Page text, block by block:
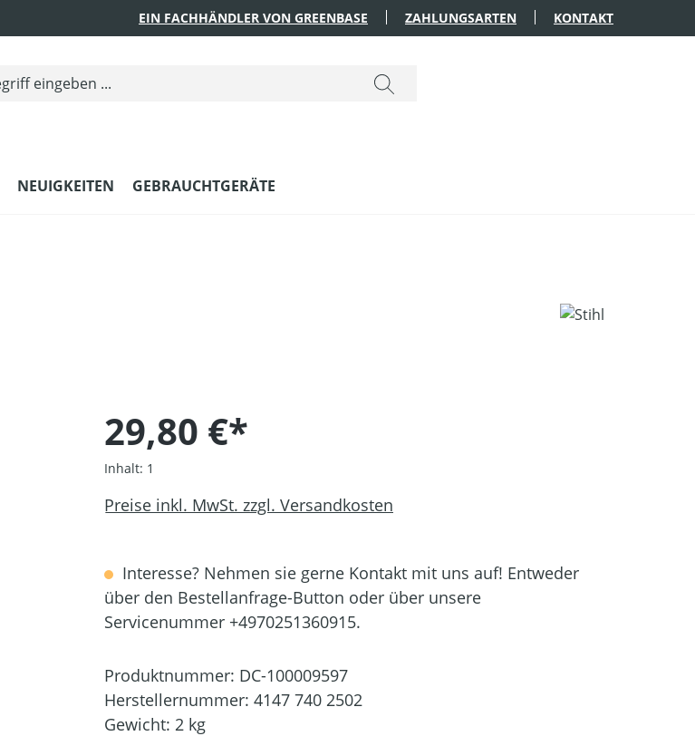
EIN FACHHÄNDLER VON GREENBASE ZAHLUNGSARTEN KONTAKT
NEUIGKEITEN GEBRAUCHTGERÄTE
29,80 €*
Inhalt: 1
Preise inkl. MwSt. zzgl. Versandkosten
Interesse? Nehmen sie gerne Kontakt mit uns auf! Entweder
über den Bestellanfrage-Button oder über unsere
Servicenummer +4970251360915.
Produktnummer: DC-100009597
Herstellernummer: 4147 740 2502
Gewicht: 2 kg